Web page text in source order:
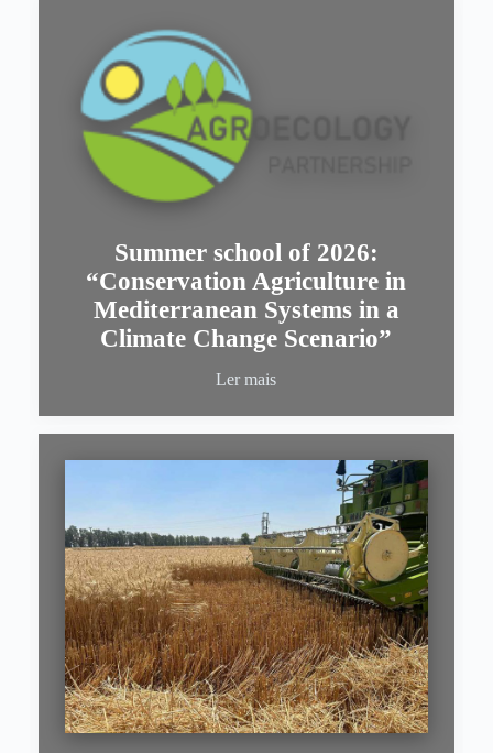
Summer school of 2026:
“Conservation Agriculture in
Mediterranean Systems in a
Climate Change Scenario”
Ler mais